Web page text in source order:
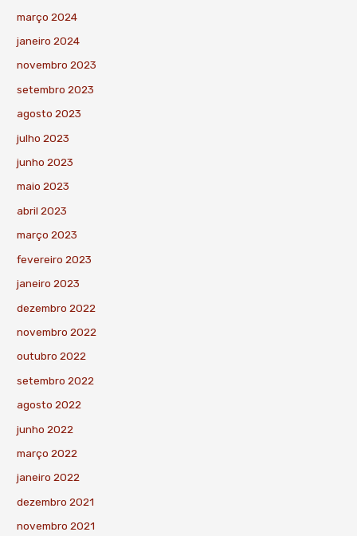
março 2024
janeiro 2024
novembro 2023
setembro 2023
agosto 2023
julho 2023
junho 2023
maio 2023
abril 2023
março 2023
fevereiro 2023
janeiro 2023
dezembro 2022
novembro 2022
outubro 2022
setembro 2022
agosto 2022
junho 2022
março 2022
janeiro 2022
dezembro 2021
novembro 2021